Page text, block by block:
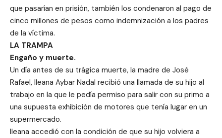
que pasarían en prisión, también los condenaron al pago de
cinco millones de pesos como indemnización a los padres
de la víctima.
LA TRAMPA
Engaño y muerte.
Un día antes de su trágica muerte, la madre de José
Rafael, Ileana Aybar Nadal recibió una llamada de su hijo al
trabajo en la que le pedía permiso para salir con su primo a
una supuesta exhibición de motores que tenía lugar en un
supermercado.
Ileana accedió con la condición de que su hijo volviera a